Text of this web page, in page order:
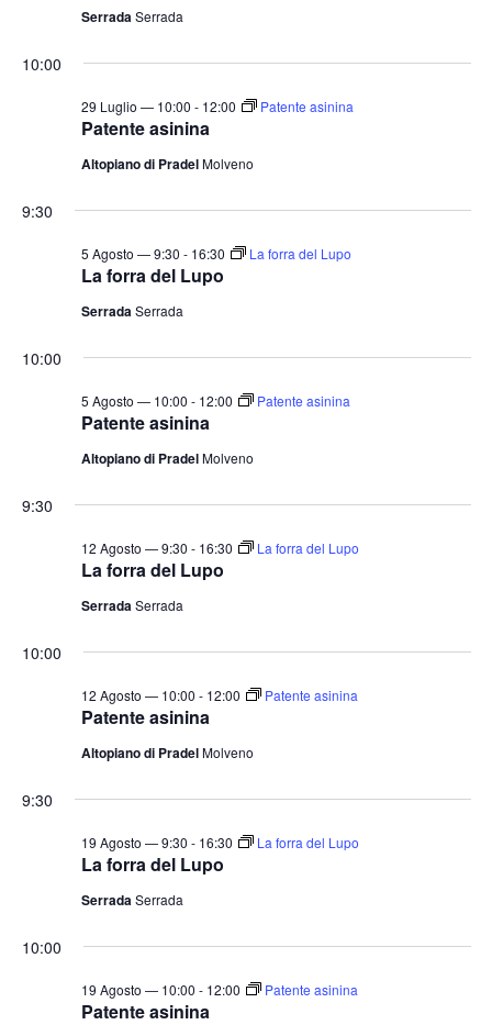
SerradaSerrada
10:00
Patente asinina
29 Luglio — 10:00 - 12:00 Patente asinina
Altopiano di PradelMolveno
9:30
La forra del Lupo
5 Agosto — 9:30 - 16:30 La forra del Lupo
SerradaSerrada
10:00
Patente asinina
5 Agosto — 10:00 - 12:00 Patente asinina
Altopiano di PradelMolveno
9:30
La forra del Lupo
12 Agosto — 9:30 - 16:30 La forra del Lupo
SerradaSerrada
10:00
Patente asinina
12 Agosto — 10:00 - 12:00 Patente asinina
Altopiano di PradelMolveno
9:30
La forra del Lupo
19 Agosto — 9:30 - 16:30 La forra del Lupo
SerradaSerrada
10:00
Patente asinina
19 Agosto — 10:00 - 12:00 Patente asinina